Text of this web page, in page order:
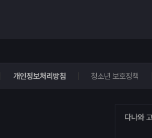
개인정보처리방침 청소년 보호정책
다나와